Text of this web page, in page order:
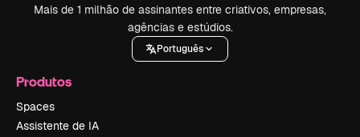
Mais de 1 milhão de assinantes entre criativos, empresas,
agências e estúdios.
Português
Produtos
Spaces
Assistente de IA